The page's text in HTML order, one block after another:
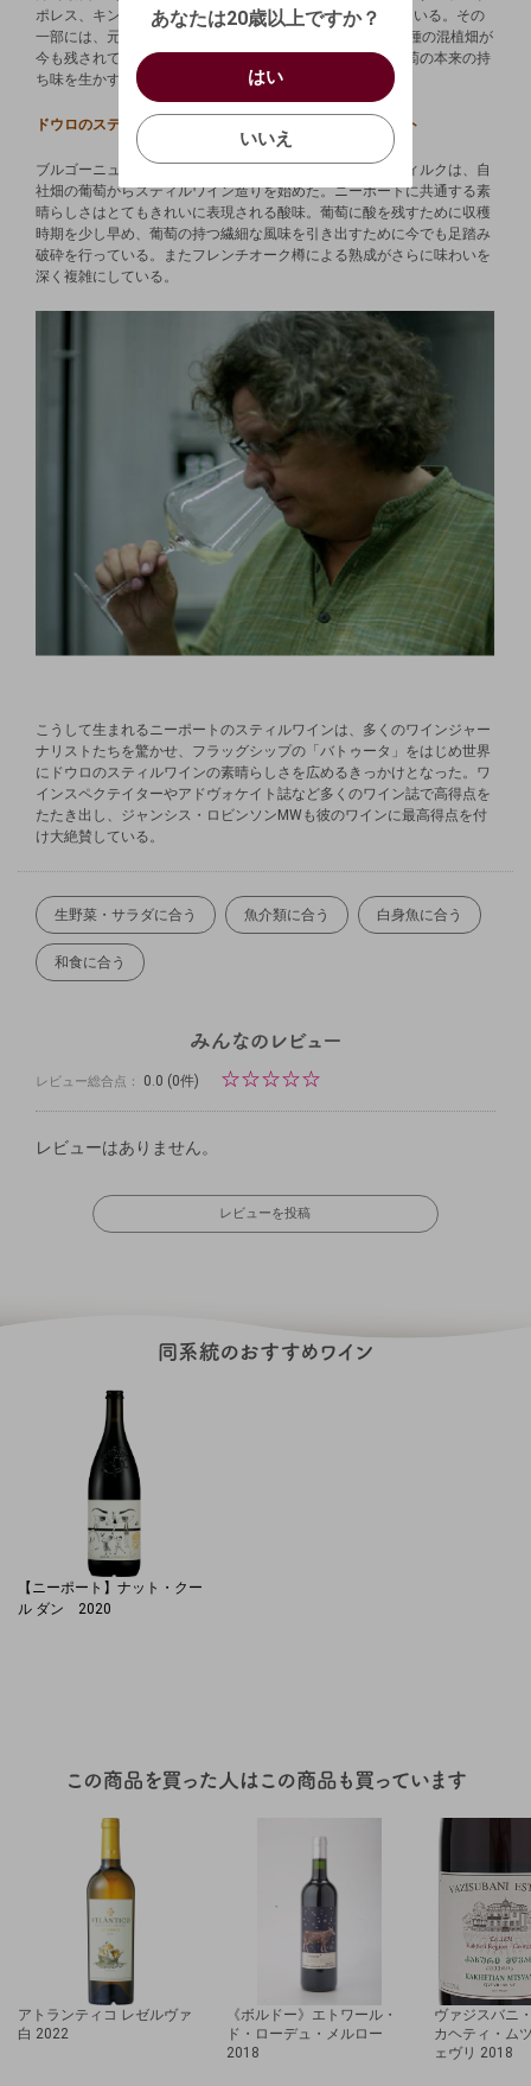
お買い物を続ける カートへ進む
ポレス、キンタ・ド・カリルという2つの葡萄園を所有している。その
一部には、元々植えられていた樹齢80年を超える多様な品種の混植畑が
今も残されているなどワインに最適な葡萄樹を選別し、葡萄の本来の持
ち味を生かすことに全力が注がれている。
ドウロのスティルワインの名声を世界に轟かせたニーポート
ブルゴーニュワインのエレガントな味わいに魅了されたディルクは、自
社畑の葡萄からスティルワイン造りを始めた。ニーポートに共通する素
晴らしさはとてもきれいに表現される酸味。葡萄に酸を残すために収穫
時期を少し早め、葡萄の持つ繊細な風味を引き出すために今でも足踏み
破砕を行っている。またフレンチオーク樽による熟成がさらに味わいを
深く複雑にしている。
こうして生まれるニーポートのスティルワインは、多くのワインジャー
ナリストたちを驚かせ、フラッグシップの「バトゥータ」をはじめ世界
にドウロのスティルワインの素晴らしさを広めるきっかけとなった。ワ
インスペクテイターやアドヴォケイト誌など多くのワイン誌で高得点を
たたき出し、ジャンシス・ロビンソンMWも彼のワインに最高得点を付
け大絶賛している。
生野菜・サラダに合う 魚介類に合う 白身魚に合う
和食に合う
レビュー総合点： 0.0 (0件) ☆☆☆☆☆
レビューはありません。
レビューを投稿
【ニーポート】ナット・クー
ル ダン 2020
アトランティコ レゼルヴァ
白 2022
《ボルドー》エトワール・
ド・ローデュ・メルロー
2018
ヴァジスバ
カヘティ・ム
ェヴリ 2018
あなたは20歳以上ですか？
はい
いいえ
西暦
/
確認する